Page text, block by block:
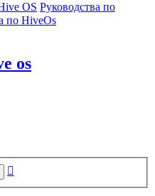
OS Руководства по
по HiveOs
os